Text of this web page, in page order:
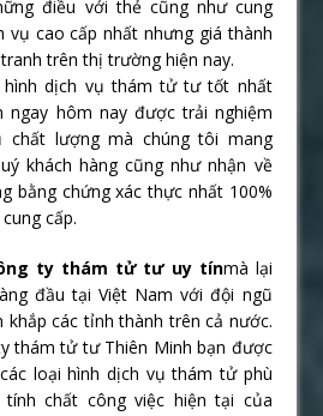
điều với thẻ cũng như cung
vụ cao cấp nhất nhưng giá thành
trên thị trường hiện nay.
hình dịch vụ thám tử tư tốt nhất
ngay hôm nay được trải nghiệm
chất lượng mà chúng tôi mang
khách hàng cũng như nhận về
bằng chứng xác thực nhất 100%
cấp.
ty thám tử tư uy tínmà lại
đầu tại Việt Nam với đội ngũ
các tỉnh thành trên cả nước.
thám tử tư Thiên Minh bạn được
loại hình dịch vụ thám tử phù
chất công việc hiện tại của